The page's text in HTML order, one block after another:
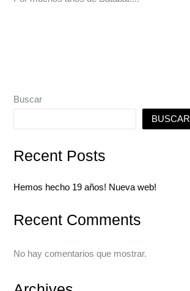
Buscar
BUSCAR
Recent Posts
Hemos hecho 19 años! Nueva web!
Recent Comments
No hay comentarios que mostrar.